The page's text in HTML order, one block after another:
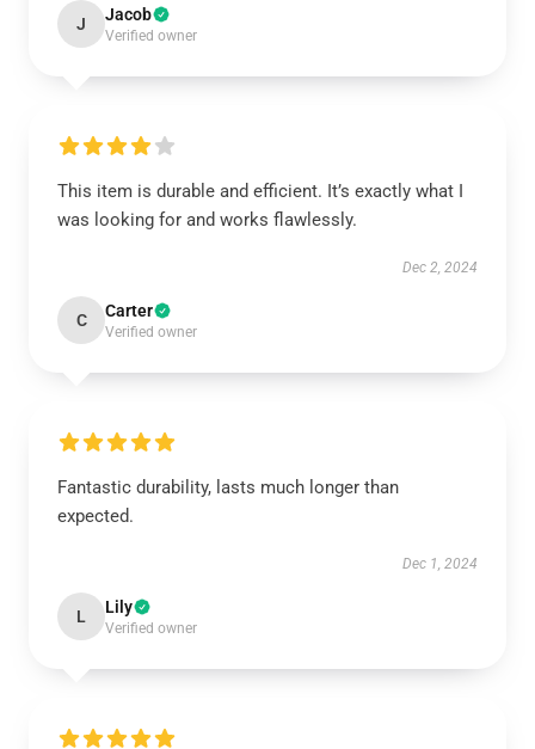
J Jacob
Verified owner
This item is durable and efficient. It’s exactly what I
was looking for and works flawlessly.
Dec 2, 2024
C Carter
Verified owner
Fantastic durability, lasts much longer than
expected.
Dec 1, 2024
L Lily
Verified owner